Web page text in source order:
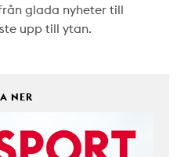
glada nyheter till
upp till ytan.
NER